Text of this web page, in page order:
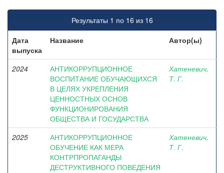
Результаты 1 по 16 из 16
Дата
выпуска
Название Автор(ы)
2024
АНТИКОРРУПЦИОННОЕ
ВОСПИТАНИЕ ОБУЧАЮЩИХСЯ
В ЦЕЛЯХ УКРЕПЛЕНИЯ
ЦЕННОСТНЫХ ОСНОВ
ФУНКЦИОНИРОВАНИЯ
ОБЩЕСТВА И ГОСУДАРСТВА
Хатеневич,
Т. Г.
2025
АНТИКОРРУПЦИОННОЕ
ОБУЧЕНИЕ КАК МЕРА
КОНТРПРОПАГАНДЫ
ДЕСТРУКТИВНОГО ПОВЕДЕНИЯ
Хатеневич,
Т. Г.